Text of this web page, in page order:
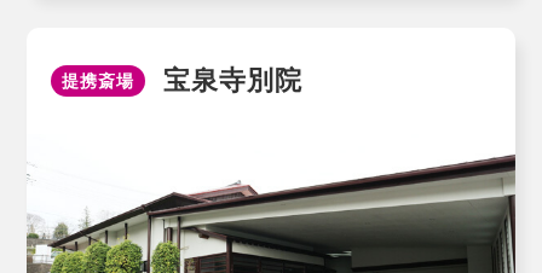
提携斎場 宝泉寺別院